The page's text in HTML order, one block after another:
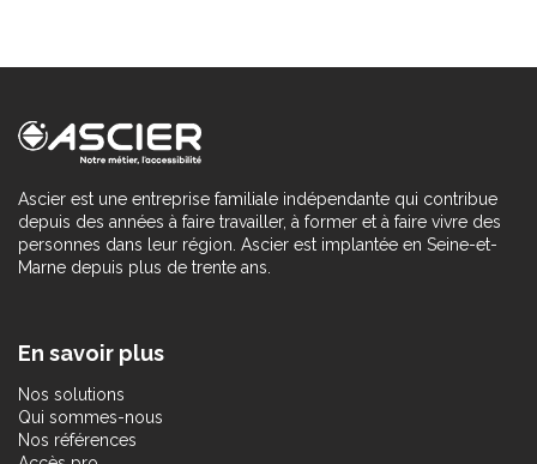
Ascier est une entreprise familiale indépendante qui contribue
depuis des années à faire travailler, à former et à faire vivre des
personnes dans leur région. Ascier est implantée en Seine-et-
Marne depuis plus de trente ans.
En savoir plus
Nos solutions
Qui sommes-nous
Nos références